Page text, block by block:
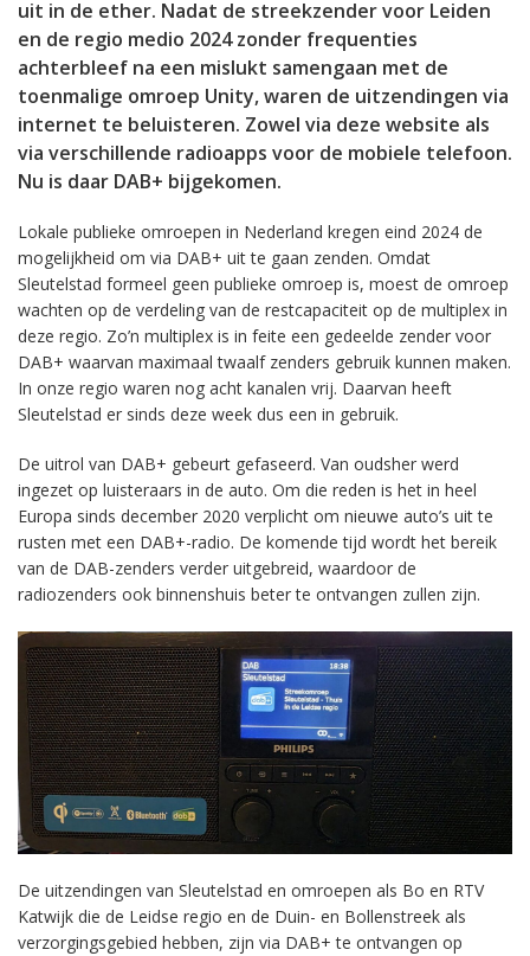
uit in de ether. Nadat de streekzender voor Leiden
en de regio medio 2024 zonder frequenties
achterbleef na een mislukt samengaan met de
toenmalige omroep Unity, waren de uitzendingen via
internet te beluisteren. Zowel via deze website als
via verschillende radioapps voor de mobiele telefoon.
Nu is daar DAB+ bijgekomen.
Lokale publieke omroepen in Nederland kregen eind 2024 de
mogelijkheid om via DAB+ uit te gaan zenden. Omdat
Sleutelstad formeel geen publieke omroep is, moest de omroep
wachten op de verdeling van de restcapaciteit op de multiplex in
deze regio. Zo’n multiplex is in feite een gedeelde zender voor
DAB+ waarvan maximaal twaalf zenders gebruik kunnen maken.
In onze regio waren nog acht kanalen vrij. Daarvan heeft
Sleutelstad er sinds deze week dus een in gebruik.
De uitrol van DAB+ gebeurt gefaseerd. Van oudsher werd
ingezet op luisteraars in de auto. Om die reden is het in heel
Europa sinds december 2020 verplicht om nieuwe auto’s uit te
rusten met een DAB+-radio. De komende tijd wordt het bereik
van de DAB-zenders verder uitgebreid, waardoor de
radiozenders ook binnenshuis beter te ontvangen zullen zijn.
De uitzendingen van Sleutelstad en omroepen als Bo en RTV
Katwijk die de Leidse regio en de Duin- en Bollenstreek als
verzorgingsgebied hebben, zijn via DAB+ te ontvangen op